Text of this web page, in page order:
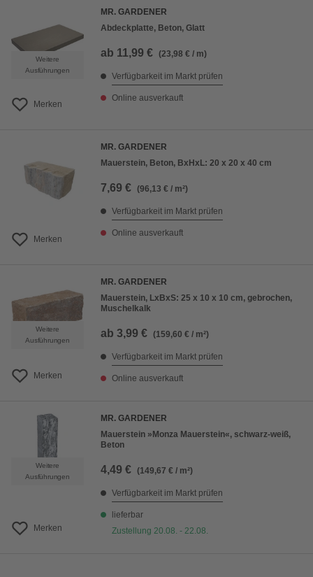
Weitere
Ausführungen
Merken
MR. GARDENER
Abdeckplatte, Beton, Glatt
ab 11,99 € (23,98 € / m)
Verfügbarkeit im Markt prüfen
Online ausverkauft
Merken
MR. GARDENER
Mauerstein, Beton, BxHxL: 20 x 20 x 40 cm
7,69 € (96,13 € / m²)
Verfügbarkeit im Markt prüfen
Online ausverkauft
Weitere
Ausführungen
Merken
MR. GARDENER
Mauerstein, LxBxS: 25 x 10 x 10 cm, gebrochen,
Muschelkalk
ab 3,99 € (159,60 € / m²)
Verfügbarkeit im Markt prüfen
Online ausverkauft
Weitere
Ausführungen
Merken
MR. GARDENER
Mauerstein »Monza Mauerstein«, schwarz-weiß,
Beton
4,49 € (149,67 € / m²)
Verfügbarkeit im Markt prüfen
lieferbar
Zustellung 20.08. - 22.08.